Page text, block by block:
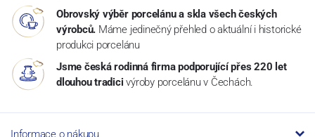
Obrovský výběr porcelánu a skla všech českých
výrobců. Máme jedinečný přehled o aktuální i historické
produkci porcelánu
Jsme česká rodinná firma podporující přes 220 let
dlouhou tradici výroby porcelánu v Čechách.
Informace o nákupu